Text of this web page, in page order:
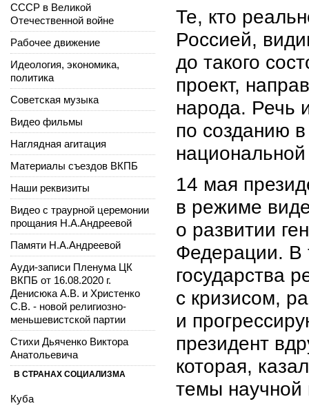
Те, кто
Россией,
до такого
проект,
народа. Речь
по созданию
14 мая
в режиме
о развитии
Федерации. В
государства
с кризисом,
и
президент
которая,
темы
СССР в Великой
Отечественной войне
Рабочее движение
Идеология, экономика,
политика
Советская музыка
Видео фильмы
Наглядная агитация
Материалы съездов ВКПБ
Наши реквизиты
Видео с траурной церемонии
прощания Н.А.Андреевой
Памяти Н.А.Андреевой
Ауди-записи Пленума ЦК
ВКПБ от 16.08.2020 г.
Денисюка А.В. и Христенко
С.В. - новой религиозно-
меньшевистской партии
Стихи Дьяченко Виктора
Анатольевича
В СТРАНАХ СОЦИАЛИЗМА
Куба